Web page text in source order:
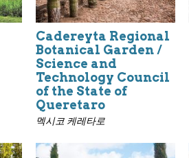
Cadereyta Regional
Botanical Garden /
Science and
Technology Council
of the State of
Queretaro
멕시코 케레타로